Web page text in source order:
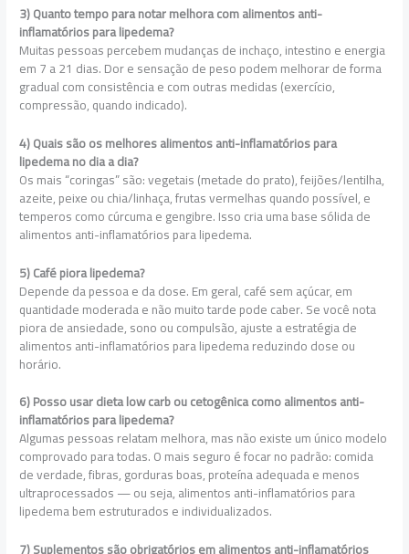
3) Quanto tempo para notar melhora com alimentos anti-
inflamatórios para lipedema?
Muitas pessoas percebem mudanças de inchaço, intestino e energia
em 7 a 21 dias. Dor e sensação de peso podem melhorar de forma
gradual com consistência e com outras medidas (exercício,
compressão, quando indicado).
4) Quais são os melhores alimentos anti-inflamatórios para
lipedema no dia a dia?
Os mais “coringas” são: vegetais (metade do prato), feijões/lentilha,
azeite, peixe ou chia/linhaça, frutas vermelhas quando possível, e
temperos como cúrcuma e gengibre. Isso cria uma base sólida de
alimentos anti-inflamatórios para lipedema.
5) Café piora lipedema?
Depende da pessoa e da dose. Em geral, café sem açúcar, em
quantidade moderada e não muito tarde pode caber. Se você nota
piora de ansiedade, sono ou compulsão, ajuste a estratégia de
alimentos anti-inflamatórios para lipedema reduzindo dose ou
horário.
6) Posso usar dieta low carb ou cetogênica como alimentos anti-
inflamatórios para lipedema?
Algumas pessoas relatam melhora, mas não existe um único modelo
comprovado para todas. O mais seguro é focar no padrão: comida
de verdade, fibras, gorduras boas, proteína adequada e menos
ultraprocessados — ou seja, alimentos anti-inflamatórios para
lipedema bem estruturados e individualizados.